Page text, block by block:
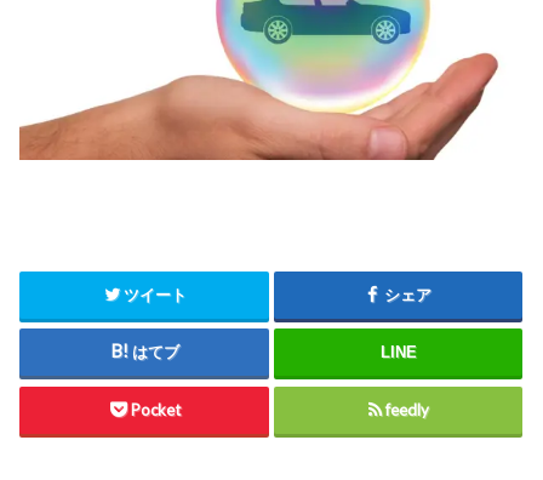
ツイート シェア
はてブ LINE
Pocket feedly